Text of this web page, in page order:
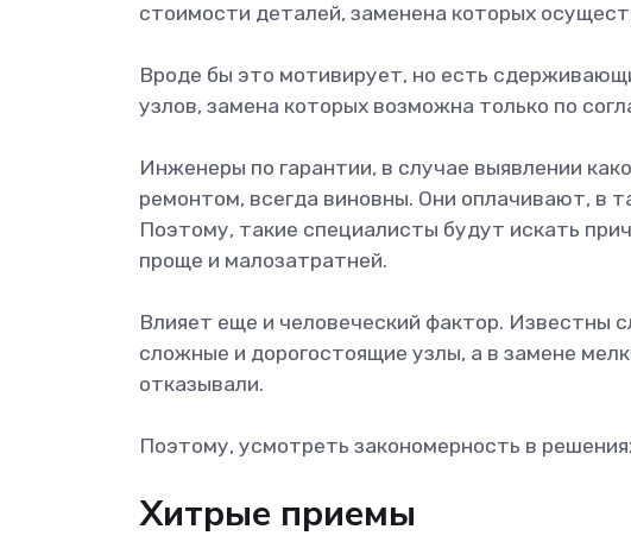
стоимости деталей, заменена которых
Вроде бы это мотивирует, но есть
узлов, замена которых возможна только по
Инженеры по гарантии, в случае выявлении
ремонтом, всегда виновны. Они оплачивают, в
Поэтому, такие специалисты будут искать
проще и малозатратней.
Влияет еще и человеческий фактор. Известны
сложные и дорогостоящие узлы, а в замене
отказывали.
Поэтому, усмотреть закономерность в
Хитрые приемы